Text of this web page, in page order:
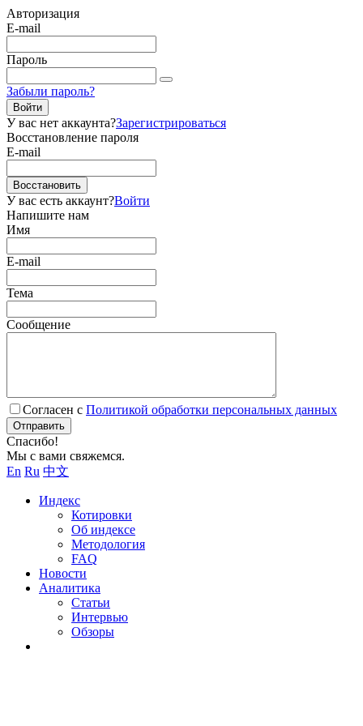
Авторизация
E-mail
Пароль
Забыли пароль?
Войти
У вас нет аккаунта?Зарегистрироваться
Восстановление пароля
E-mail
Восстановить
У вас есть аккаунт?Войти
Напишите нам
Имя
E-mail
Тема
Сообщение
Согласен с Политикой обработки персональных данных
Отправить
Спасибо!
Мы с вами свяжемся.
En Ru 中文
Индекс
Котировки
Об индексе
Методология
FAQ
Новости
Аналитика
Статьи
Интервью
Обзоры